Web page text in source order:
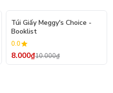
Túi Giấy Meggy's Choice -
Booklist
0.0
8.000₫10.000₫